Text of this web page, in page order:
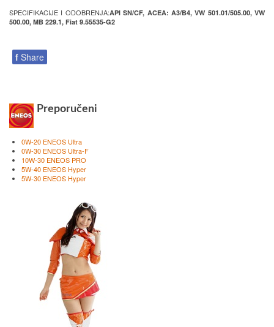
SPECIFIKACIJE I ODOBRENJA:API SN/CF, ACEA: A3/B4, VW 501.01/505.00, VW
500.00, MB 229.1, Fiat 9.55535-G2
f Share
Preporučeni
0W-20 ENEOS Ultra
0W-30 ENEOS Ultra-F
10W-30 ENEOS PRO
5W-40 ENEOS Hyper
5W-30 ENEOS Hyper